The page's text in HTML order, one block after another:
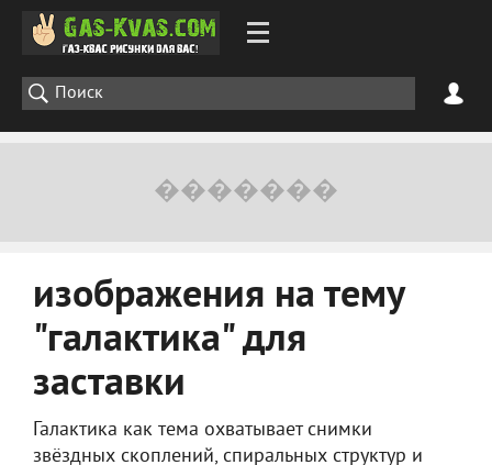
изображения на тему
"галактика" для
заставки
Галактика как тема охватывает снимки
звёздных скоплений, спиральных структур и